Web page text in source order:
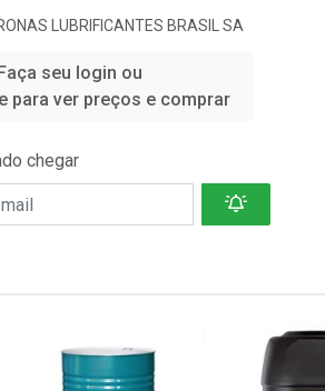
LUBRIFICANTES BRASIL SA
seu login ou
para ver preços e comprar
chegar